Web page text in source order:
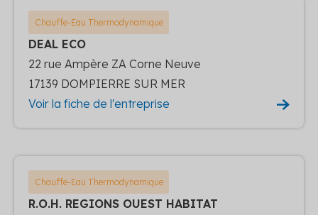
Chauffe-Eau Thermodynamique
DEAL ECO
22 rue Ampère ZA Corne Neuve
17139 DOMPIERRE SUR MER
Voir la fiche de l'entreprise
Chauffe-Eau Thermodynamique
R.O.H. REGIONS OUEST HABITAT